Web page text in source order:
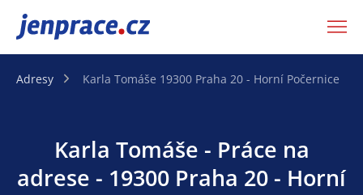
JenPráce.cz
Adresy Karla Tomáše 19300 Praha 20 - Horní Počernice
Karla Tomáše - Práce na
adrese - 19300 Praha 20 - Horní